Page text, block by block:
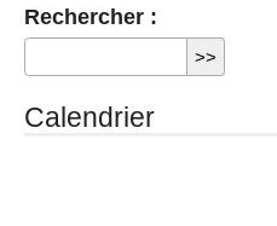
Rechercher :
Calendrier